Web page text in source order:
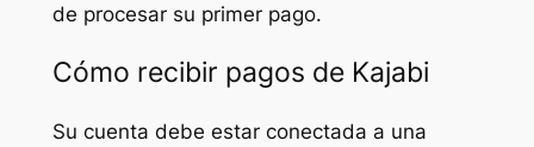
de procesar su primer pago.
Cómo recibir pagos de Kajabi
Su cuenta debe estar conectada a una